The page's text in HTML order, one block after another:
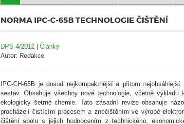
NORMA IPC-C-65B TECHNOLOGIE ČIŠTĚNÍ
DPS 4/2012 | Články
Autor: Redakce
IPC-CH-65B je dosud nejkompaktnější a přitom
sestav. Obsahuje všechny nové technologie, včetně
ekologicky šetrné chemie. Tato zásadní revize obsahuje
procházejí čistícím procesem a znečištěním ve výrobě
čištění spolu s jejich hodnocením z technického,